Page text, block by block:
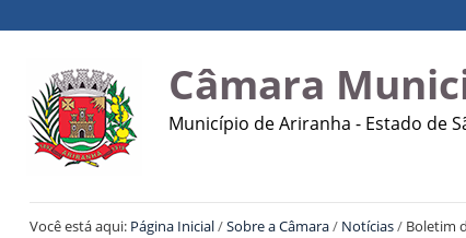
Câmara
Município de Ariranha - Estado de
Você está aqui: Página Inicial/Sobre a Câmara/ Notícias/ Boletim